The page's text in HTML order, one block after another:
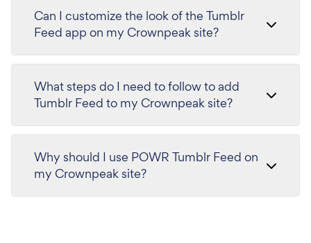
Can I customize the look of the Tumblr
Feed app on my Crownpeak site?
What steps do I need to follow to add
Tumblr Feed to my Crownpeak site?
Why should I use POWR Tumblr Feed on
my Crownpeak site?